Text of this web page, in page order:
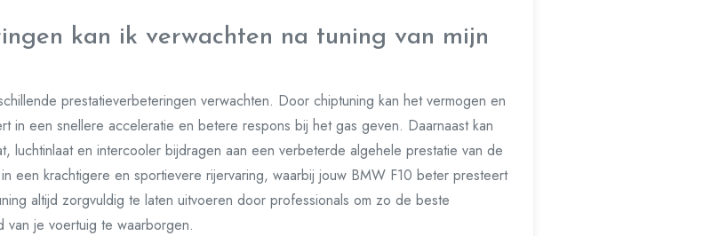
kan ik verwachten na tuning van mijn
prestatieverbeteringen verwachten. Door chiptuning kan het vermogen en
in een snellere acceleratie en betere respons bij het gas geven. Daarnaast kan
luchtinlaat en intercooler bijdragen aan een verbeterde algehele prestatie van de
een krachtigere en sportievere rijervaring, waarbij jouw BMW F10 beter presteert
altijd zorgvuldig te laten uitvoeren door professionals om zo de beste
van je voertuig te waarborgen.